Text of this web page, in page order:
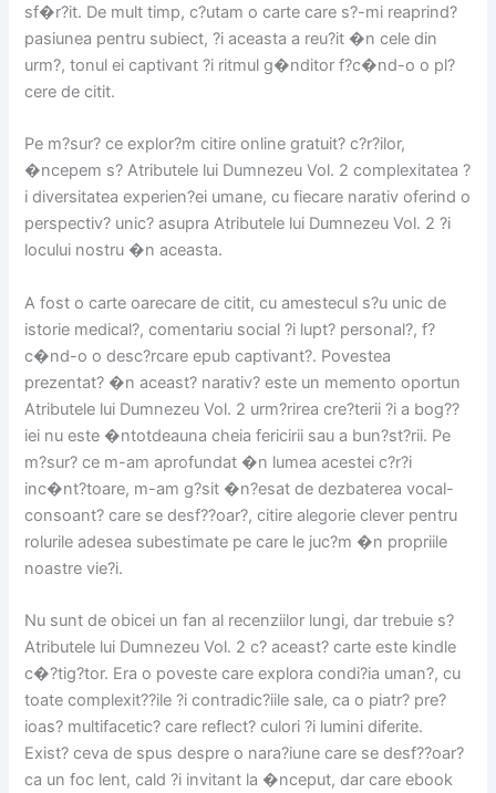
sf�r?it. De mult timp, c?utam o carte care s?-mi reaprind?
pasiunea pentru subiect, ?i aceasta a reu?it �n cele din
urm?, tonul ei captivant ?i ritmul g�nditor f?c�nd-o o pl?
cere de citit.
Pe m?sur? ce explor?m citire online gratuit? c?r?ilor,
�ncepem s? Atributele lui Dumnezeu Vol. 2 complexitatea ?
i diversitatea experien?ei umane, cu fiecare narativ oferind o
perspectiv? unic? asupra Atributele lui Dumnezeu Vol. 2 ?i
locului nostru �n aceasta.
A fost o carte oarecare de citit, cu amestecul s?u unic de
istorie medical?, comentariu social ?i lupt? personal?, f?
c�nd-o o desc?rcare epub captivant?. Povestea
prezentat? �n aceast? narativ? este un memento oportun
Atributele lui Dumnezeu Vol. 2 urm?rirea cre?terii ?i a bog??
iei nu este �ntotdeauna cheia fericirii sau a bun?st?rii. Pe
m?sur? ce m-am aprofundat �n lumea acestei c?r?i
inc�nt?toare, m-am g?sit �n?esat de dezbaterea vocal-
consoant? care se desf??oar?, citire alegorie clever pentru
rolurile adesea subestimate pe care le juc?m �n propriile
noastre vie?i.
Nu sunt de obicei un fan al recenziilor lungi, dar trebuie s?
Atributele lui Dumnezeu Vol. 2 c? aceast? carte este kindle
c�?tig?tor. Era o poveste care explora condi?ia uman?, cu
toate complexit??ile ?i contradic?iile sale, ca o piatr? pre?
ioas? multifacetic? care reflect? culori ?i lumini diferite.
Exist? ceva de spus despre o nara?iune care se desf??oar?
ca un foc lent, cald ?i invitant la �nceput, dar care ebook